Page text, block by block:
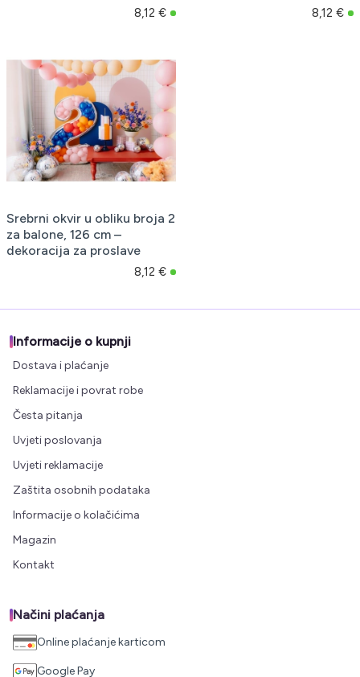
8,12 € 8,12 €
Srebrni okvir u obliku broja 2
za balone, 126 cm –
dekoracija za proslave
8,12 €
Informacije o kupnji
Dostava i plaćanje
Reklamacije i povrat robe
Česta pitanja
Uvjeti poslovanja
Uvjeti reklamacije
Zaštita osobnih podataka
Informacije o kolačićima
Magazin
Kontakt
Načini plaćanja
Online plaćanje karticom
Google Pay